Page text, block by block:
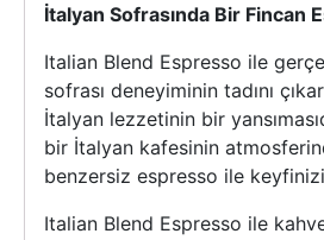
İtalyan Sofrasında Bir Fincan
Italian Blend Espresso ile
sofrası deneyiminin tadını
İtalyan lezzetinin bir
bir İtalyan kafesinin
benzersiz espresso ile keyfinizi
Italian Blend Espresso ile